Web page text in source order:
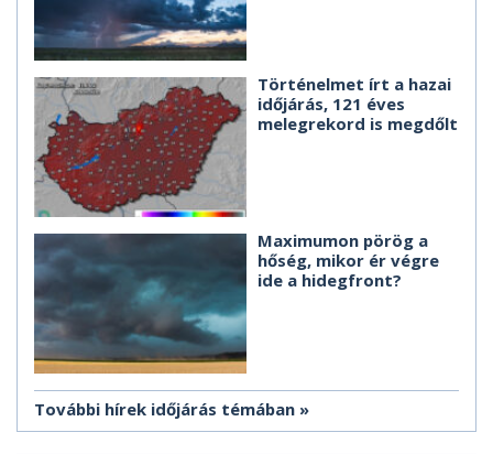
Történelmet írt a hazai
időjárás, 121 éves
melegrekord is megdőlt
Maximumon pörög a
hőség, mikor ér végre
ide a hidegfront?
További hírek időjárás témában